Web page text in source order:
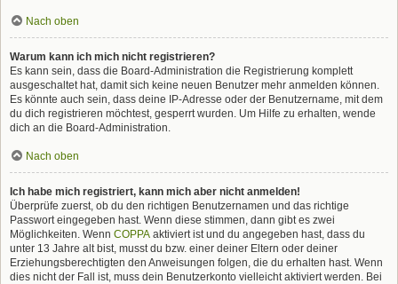
Nach oben
Warum kann ich mich nicht registrieren?
Es kann sein, dass die Board-Administration die Registrierung komplett
ausgeschaltet hat, damit sich keine neuen Benutzer mehr anmelden können.
Es könnte auch sein, dass deine IP-Adresse oder der Benutzername, mit dem
du dich registrieren möchtest, gesperrt wurden. Um Hilfe zu erhalten, wende
dich an die Board-Administration.
Nach oben
Ich habe mich registriert, kann mich aber nicht anmelden!
Überprüfe zuerst, ob du den richtigen Benutzernamen und das richtige
Passwort eingegeben hast. Wenn diese stimmen, dann gibt es zwei
Möglichkeiten. Wenn COPPA aktiviert ist und du angegeben hast, dass du
unter 13 Jahre alt bist, musst du bzw. einer deiner Eltern oder deiner
Erziehungsberechtigten den Anweisungen folgen, die du erhalten hast. Wenn
dies nicht der Fall ist, muss dein Benutzerkonto vielleicht aktiviert werden. Bei